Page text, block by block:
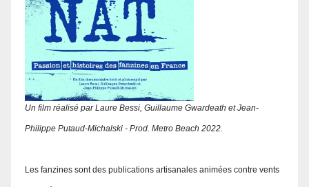
Un film réalisé par Laure Bessi, Guillaume Gwardeath et Jean-
Philippe Putaud-Michalski - Prod. Metro Beach 2022.
Les fanzines sont des publications artisanales animées contre vents